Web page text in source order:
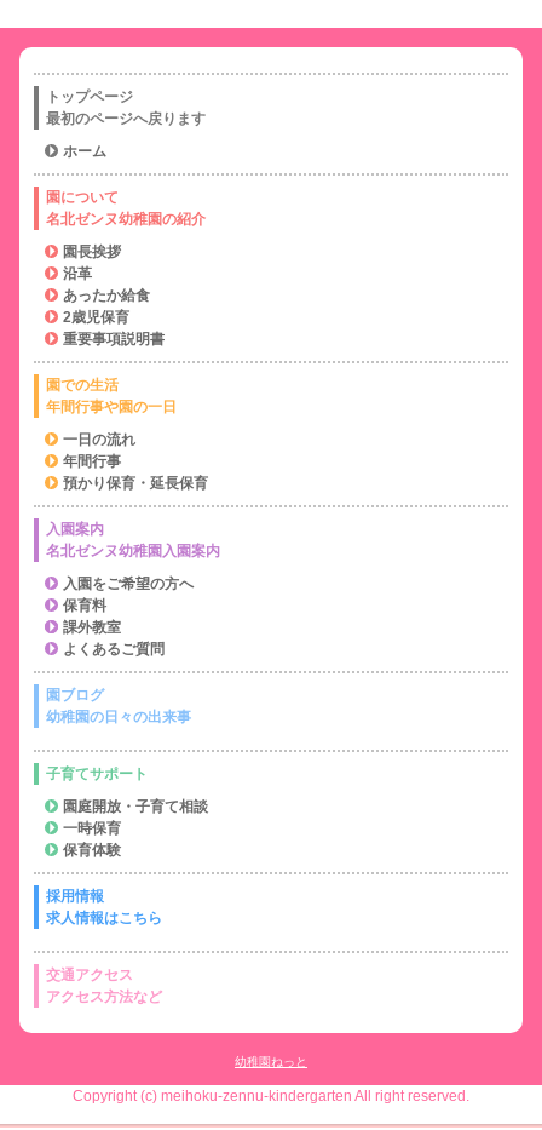
トップページ
最初のページへ戻ります
ホーム
園について
名北ゼンヌ幼稚園の紹介
園長挨拶
沿革
あったか給食
2歳児保育
重要事項説明書
園での生活
年間行事や園の一日
一日の流れ
年間行事
預かり保育・延長保育
入園案内
名北ゼンヌ幼稚園入園案内
入園をご希望の方へ
保育料
課外教室
よくあるご質問
園ブログ
幼稚園の日々の出来事
子育てサポート
園庭開放・子育て相談
一時保育
保育体験
採用情報
求人情報はこちら
交通アクセス
アクセス方法など
幼稚園ねっと
Copyright (c) meihoku-zennu-kindergarten All right reserved.